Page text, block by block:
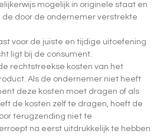
mogelijk in originele staat en
de door de ondernemer verstrekte
voor de juiste en tijdige uitoefening
ligt bij de consument.
rechtstreekse kosten van het
Als de ondernemer niet heeft
deze kosten moet dragen of als
de kosten zelf te dragen, hoeft de
terugzending niet te
na eerst uitdrukkelijk te hebben